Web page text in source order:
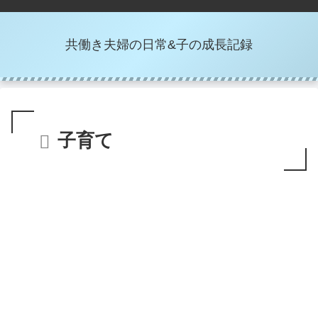
共働き夫婦の日常&子の成長記録
子育て